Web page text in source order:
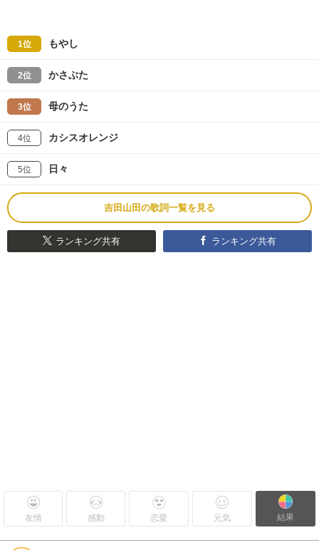
1位 もやし
2位 かさぶた
3位 母のうた
4位 カシスオレンジ
5位 日々
吉田山田の歌詞一覧を見る
ランキング共有 ランキング共有
友情 感動 恋愛 元気 結果